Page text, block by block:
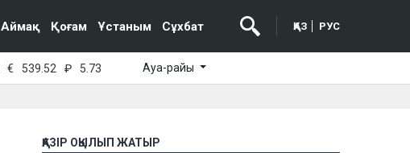
Аймақ Қоғам Ұстаным Сұхбат ҚАЗ РУС
€ 539.52 ₽ 5.73 Ауа-райы
ҚАЗІР ОҚЫЛЫП ЖАТЫР